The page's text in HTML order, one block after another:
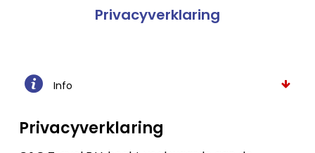
Privacyverklaring
Info
Privacyverklaring